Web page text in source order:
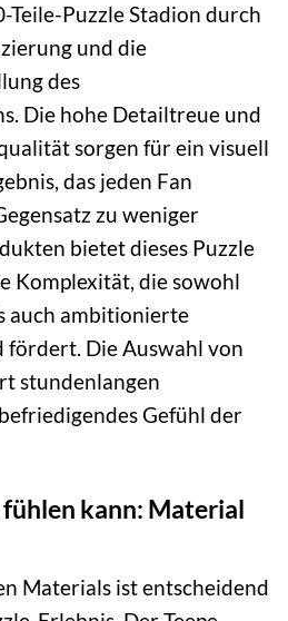
Teile-Puzzle Stadion durch
und die
des
Die hohe Detailtreue und
sorgen für ein visuell
das jeden Fan
zu weniger
bietet dieses Puzzle
Komplexität, die sowohl
auch ambitionierte
Die Auswahl von
stundenlangen
Gefühl der
kann: Material
Materials ist entscheidend